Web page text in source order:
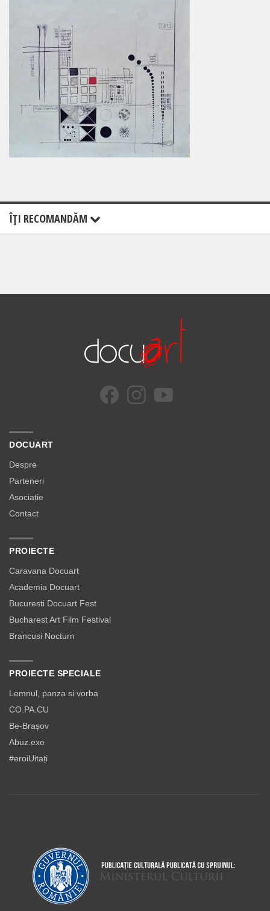
ÎŢI RECOMANDĂM
DOCUART
Despre
Parteneri
Asociație
Contact
PROIECTE
Caravana Docuart
Academia Docuart
Bucuresti Docuart Fest
Bucharest Art Film Festival
Brancusi Nocturn
PROIECTE SPECIALE
Lemnul, panza si vorba
CO.PA.CU
Be-Brașov
Abuz.exe
#eroiUitați